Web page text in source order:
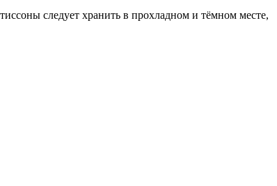
следует хранить в прохладном и тёмном месте,